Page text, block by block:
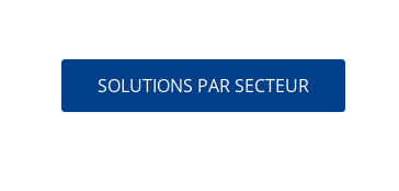
SOLUTIONS PAR SECTEUR